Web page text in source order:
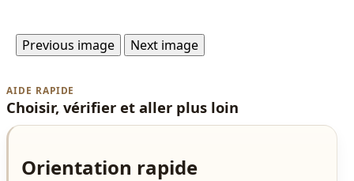
Previous image Next image
AIDE RAPIDE
Choisir, vérifier et aller plus loin
Orientation rapide